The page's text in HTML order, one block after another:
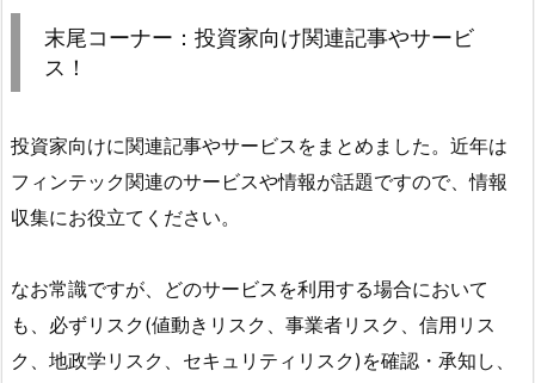
末尾コーナー：投資家向け関連記事やサービ
ス！
投資家向けに関連記事やサービスをまとめました。近年は
フィンテック関連のサービスや情報が話題ですので、情報
収集にお役立てください。
なお常識ですが、どのサービスを利用する場合において
も、必ずリスク(値動きリスク、事業者リスク、信用リス
ク、地政学リスク、セキュリティリスク)を確認・承知し、